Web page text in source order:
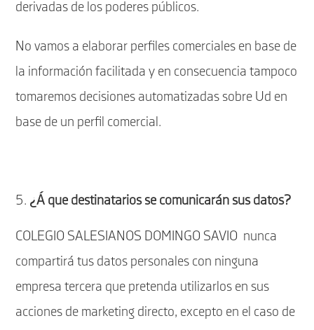
derivadas de los poderes públicos.
No vamos a elaborar perfiles comerciales en base de
la información facilitada y en consecuencia tampoco
tomaremos decisiones automatizadas sobre Ud en
base de un perfil comercial.
¿Á que destinatarios se comunicarán sus datos?
COLEGIO SALESIANOS DOMINGO SAVIO nunca
compartirá tus datos personales con ninguna
empresa tercera que pretenda utilizarlos en sus
acciones de marketing directo, excepto en el caso de